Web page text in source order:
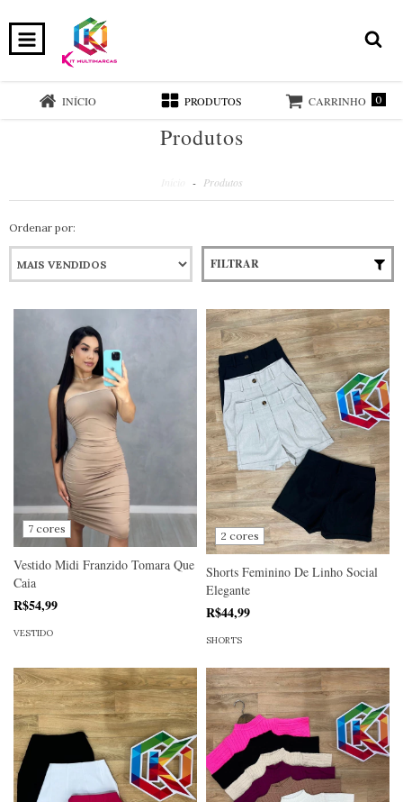
INÍCIO PRODUTOS CARRINHO 0
Produtos
- Produtos
Ordenar por:
FILTRAR
7 cores
Vestido Midi Franzido Tomara Que
Caia
R$54,99
VESTIDO
2 cores
Shorts Feminino De Linho Social
Elegante
R$44,99
SHORTS